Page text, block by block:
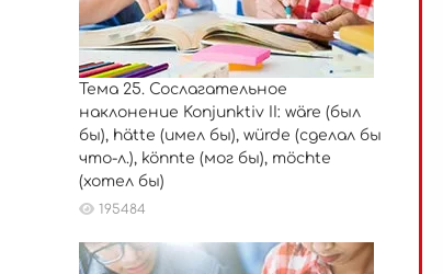
Тема 25. Сослагательное
наклонение Konjunktiv II: wäre (был
бы), hätte (имел бы), würde (сделал бы
что-л.), könnte (мог бы), möchte
(хотел бы)
195484